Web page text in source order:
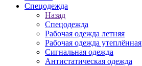
Спецодежда
Назад
Спецодежда
Рабочая одежда летняя
Рабочая одежда утеплённая
Сигнальная одежда
Антистатическая одежда